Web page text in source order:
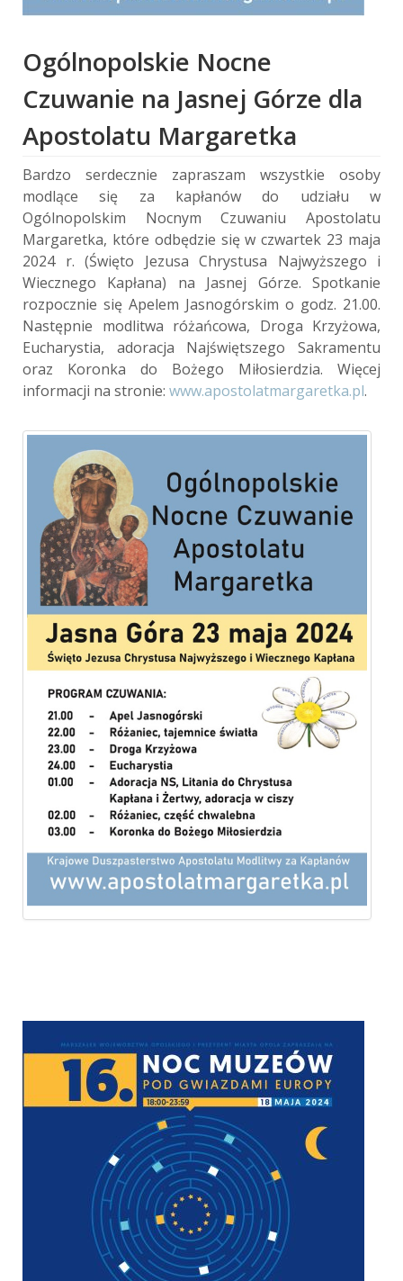
Ogólnopolskie Nocne
Czuwanie na Jasnej Górze dla
Apostolatu Margaretka
Bardzo serdecznie zapraszam wszystkie osoby
modlące się za kapłanów do udziału w
Ogólnopolskim Nocnym Czuwaniu Apostolatu
Margaretka, które odbędzie się w czwartek 23 maja
2024 r. (Święto Jezusa Chrystusa Najwyższego i
Wiecznego Kapłana) na Jasnej Górze. Spotkanie
rozpocznie się Apelem Jasnogórskim o godz. 21.00.
Następnie modlitwa różańcowa, Droga Krzyżowa,
Eucharystia, adoracja Najświętszego Sakramentu
oraz Koronka do Bożego Miłosierdzia. Więcej
informacji na stronie: www.apostolatmargaretka.pl.